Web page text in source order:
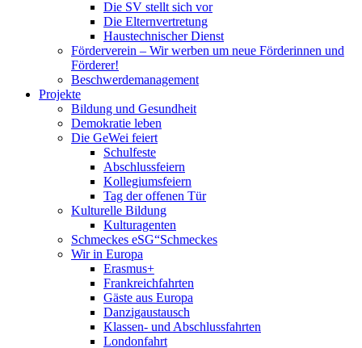
Die SV stellt sich vor
Die Elternvertretung
Haustechnischer Dienst
Förderverein – Wir werben um neue Förderinnen und
Förderer!
Beschwerdemanagement
Projekte
Bildung und Gesundheit
Demokratie leben
Die GeWei feiert
Schulfeste
Abschlussfeiern
Kollegiumsfeiern
Tag der offenen Tür
Kulturelle Bildung
Kulturagenten
Schmeckes eSG“Schmeckes
Wir in Europa
Erasmus+
Frankreichfahrten
Gäste aus Europa
Danzigaustausch
Klassen- und Abschlussfahrten
Londonfahrt